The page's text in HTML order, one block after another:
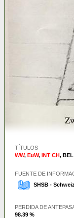
TÍTULOS
WW, EuW, INT CH,
FUENTE DE
SHSB -
PERDIDA DE
98.39 %